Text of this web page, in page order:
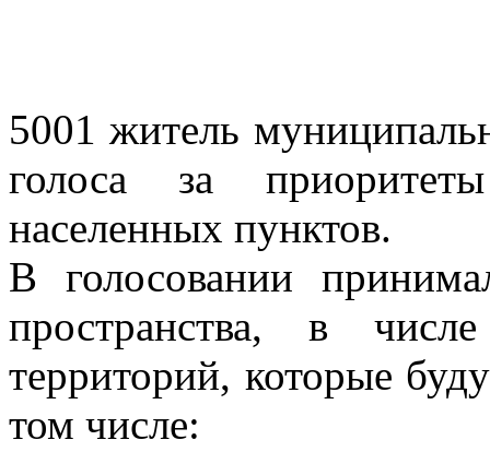
5001 житель
голоса за
населенных пунктов.
В голосовании
пространства, в
территорий, которые
том числе: